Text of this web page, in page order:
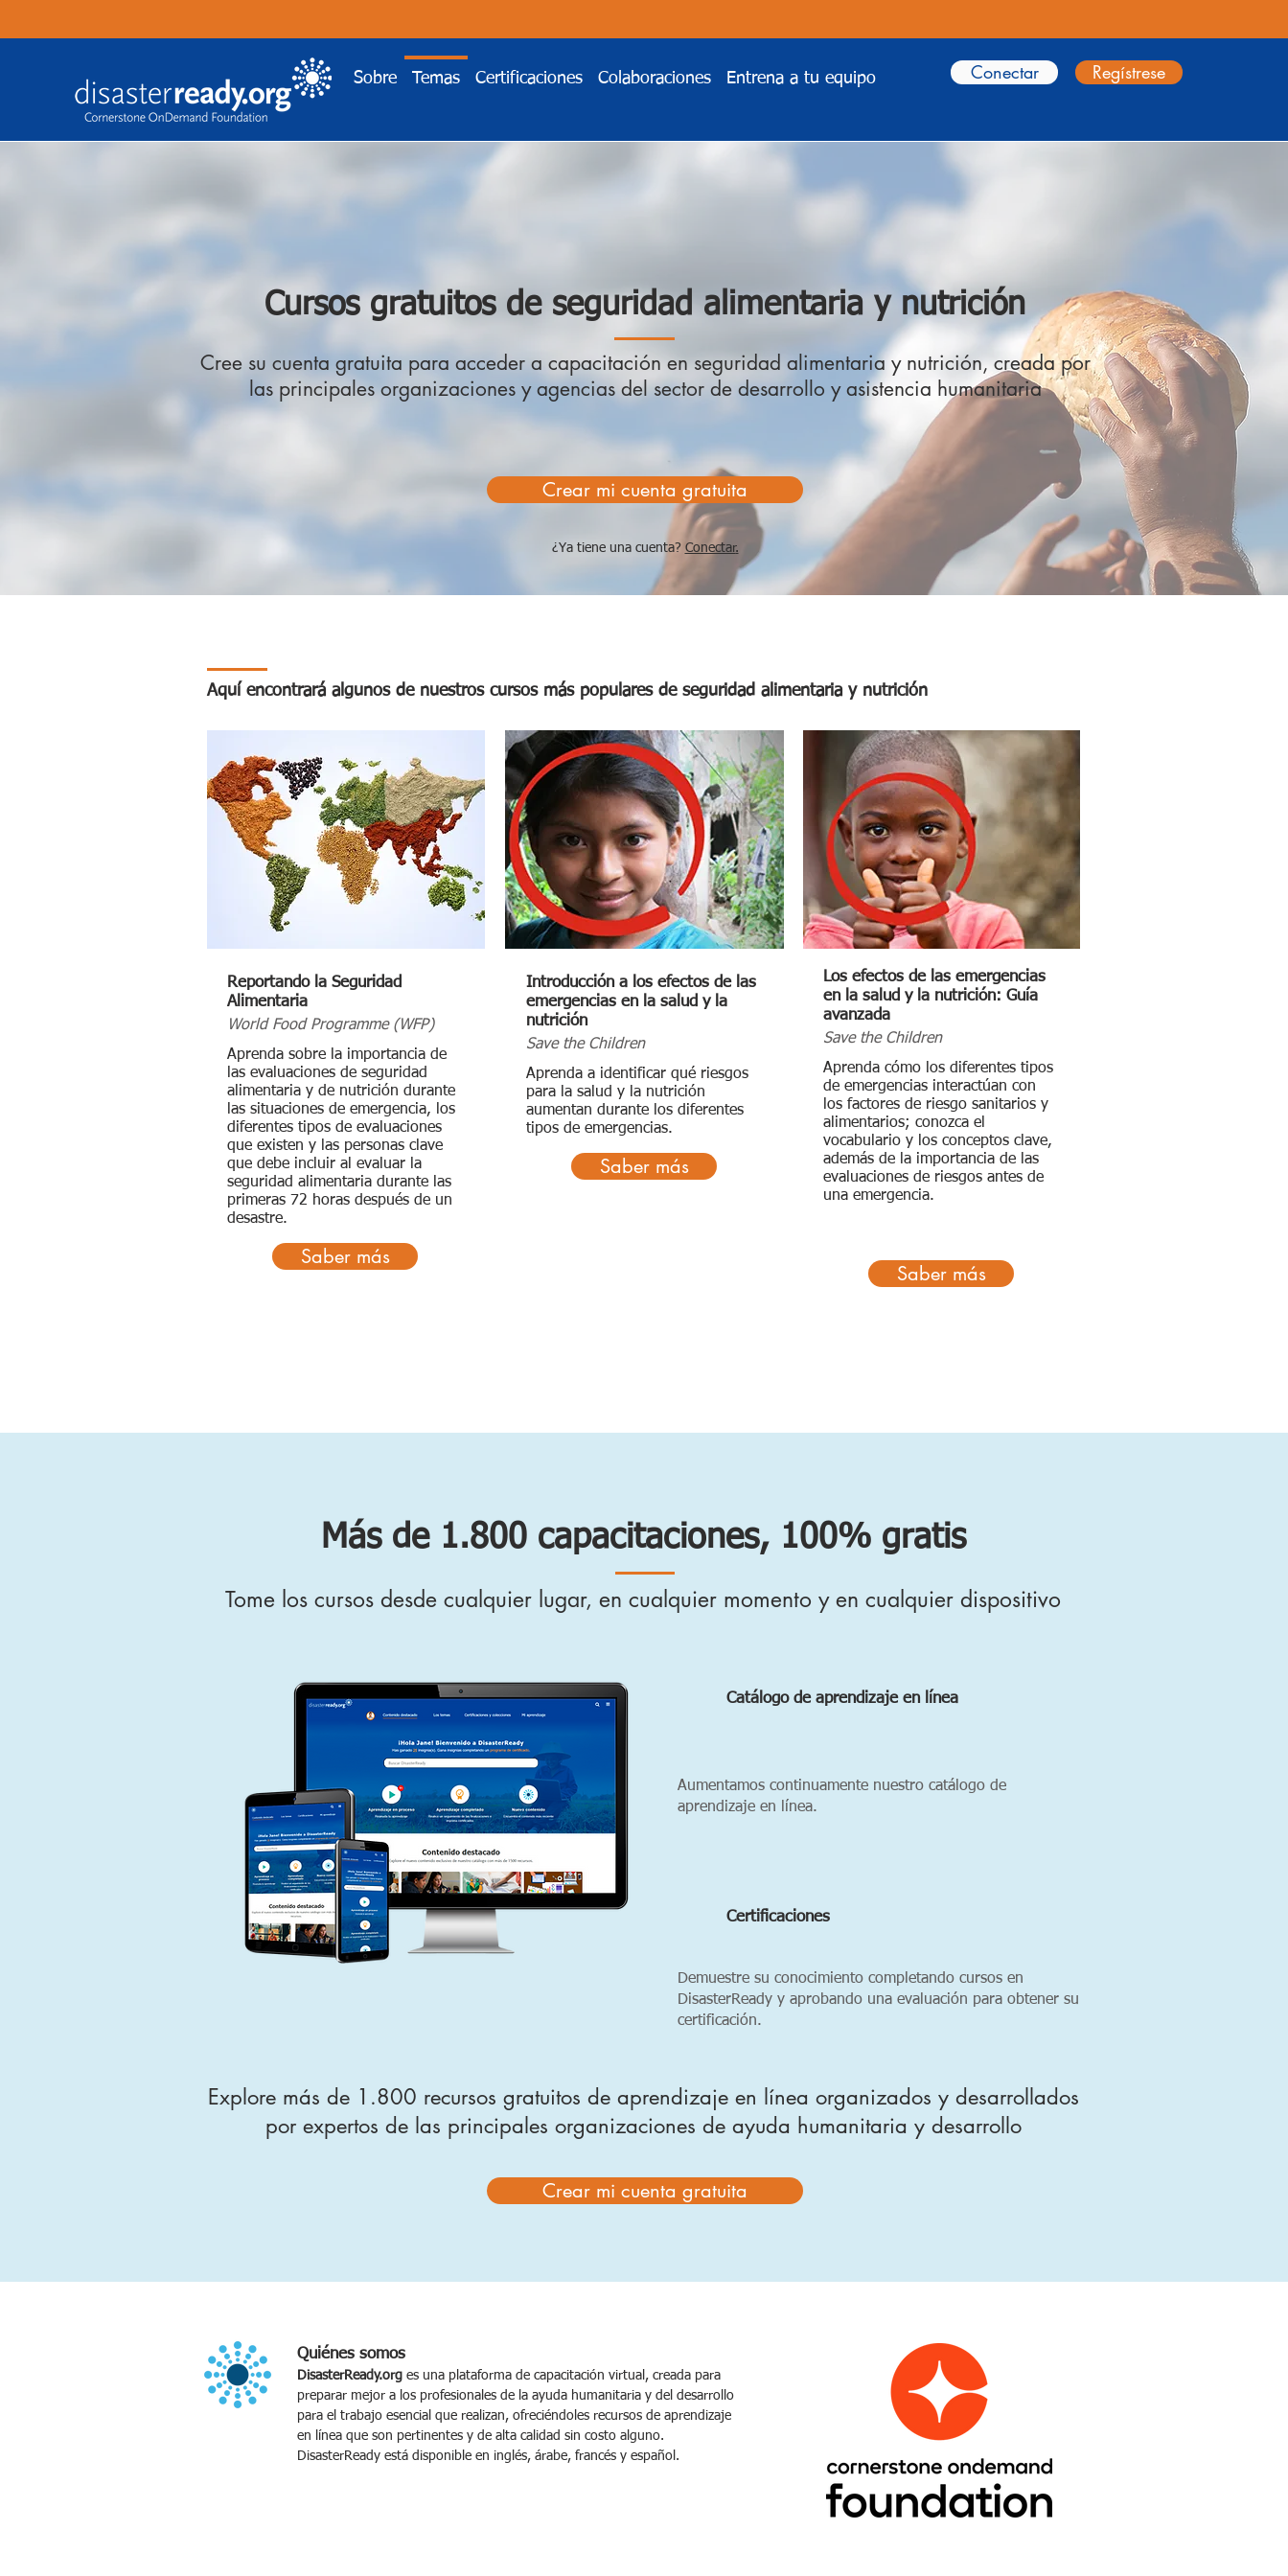
Sobre Temas Certificaciones Colaboraciones Entrena a tu equipo Conectar Regístrese
Cursos gratuitos de seguridad alimentaria y nutrición
Cree su cuenta gratuita para acceder a capacitación en seguridad alimentaria y nutrición, creada por
las principales organizaciones y agencias del sector de desarrollo y asistencia humanitaria
Crear mi cuenta gratuita
¿Ya tiene una cuenta? Conectar.
Aquí encontrará algunos de nuestros cursos más populares de seguridad alimentaria y nutrición
Reportando la Seguridad
Alimentaria
World Food Programme (WFP)
Aprenda sobre la importancia de
las evaluaciones de seguridad
alimentaria y de nutrición durante
las situaciones de emergencia, los
diferentes tipos de evaluaciones
que existen y las personas clave
que debe incluir al evaluar la
seguridad alimentaria durante las
primeras 72 horas después de un
desastre.
Saber más
Introducción a los efectos de las
emergencias en la salud y la
nutrición
Save the Children
Aprenda a identificar qué riesgos
para la salud y la nutrición
aumentan durante los diferentes
tipos de emergencias.
Saber más
Los efectos de las emergencias
en la salud y la nutrición: Guía
avanzada
Save the Children
Aprenda cómo los diferentes tipos
de emergencias interactúan con
los factores de riesgo sanitarios y
alimentarios; conozca el
vocabulario y los conceptos clave,
además de la importancia de las
evaluaciones de riesgos antes de
una emergencia.
Saber más
Más de 1.800 capacitaciones, 100% gratis
Tome los cursos desde cualquier lugar, en cualquier momento y en cualquier dispositivo
Catálogo de aprendizaje en línea
Aumentamos continuamente nuestro catálogo de
aprendizaje en línea.
Certificaciones
Demuestre su conocimiento completando cursos en
DisasterReady y aprobando una evaluación para obtener su
certificación.
Explore más de 1.800 recursos gratuitos de aprendizaje en línea organizados y desarrollados
por expertos de las principales organizaciones de ayuda humanitaria y desarrollo
Crear mi cuenta gratuita
Quiénes somos
DisasterReady.org es una plataforma de capacitación virtual, creada para
preparar mejor a los profesionales de la ayuda humanitaria y del desarrollo
para el trabajo esencial que realizan, ofreciéndoles recursos de aprendizaje
en línea que son pertinentes y de alta calidad sin costo alguno.
DisasterReady está disponible en inglés, árabe, francés y español.